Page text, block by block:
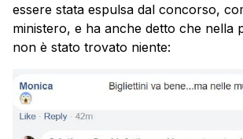
essere stata espulsa dal concorso,
ministero, e ha anche detto che nella
non è stato trovato niente: